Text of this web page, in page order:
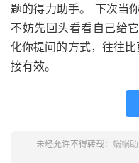
题的得力助手。 下次当
不妨先回头看看自己给
化你提问的方式，往往
接有效。
未经允许不得转载： 蜗蜗